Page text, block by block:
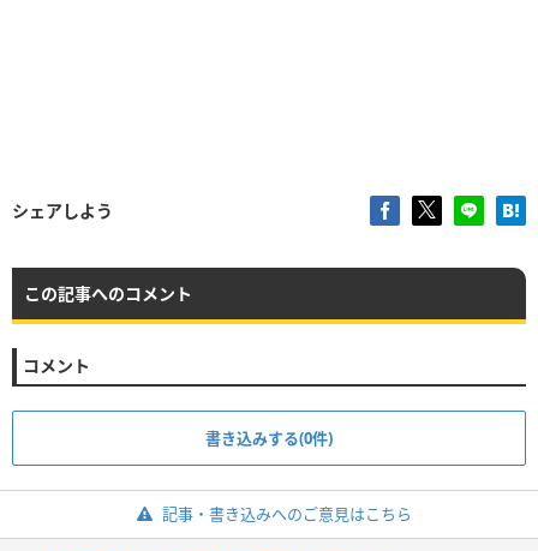
シェアしよう
この記事へのコメント
コメント
書き込みする(0件)
記事・書き込みへのご意見はこちら